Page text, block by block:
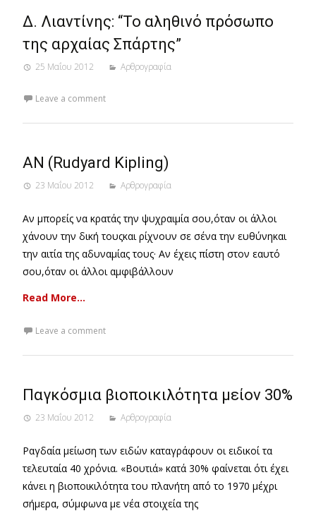
Δ. Λιαντίνης: “Το αληθινό πρόσωπο
της αρχαίας Σπάρτης”
25 Μαΐου 2012 Αρθρογραφία
Leave a comment
AN (Rudyard Kipling)
23 Μαΐου 2012 Αρθρογραφία
Αν μπορείς να κρατάς την ψυχραιμία σου,όταν οι άλλοι
χάνουν την δική τουςκαι ρίχνουν σε σένα την ευθύνηκαι
την αιτία της αδυναμίας τους· Αν έχεις πίστη στον εαυτό
σου,όταν οι άλλοι αμφιβάλλουν
Read More…
Leave a comment
Παγκόσμια βιοποικιλότητα μείον 30%
23 Μαΐου 2012 Αρθρογραφία
Ραγδαία μείωση των ειδών καταγράφουν οι ειδικοί τα
τελευταία 40 χρόνια. «Βουτιά» κατά 30% φαίνεται ότι έχει
κάνει η βιοποικιλότητα του πλανήτη από το 1970 μέχρι
σήμερα, σύμφωνα με νέα στοιχεία της